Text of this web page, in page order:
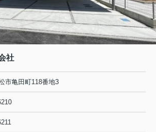
社
市亀田町118番地3